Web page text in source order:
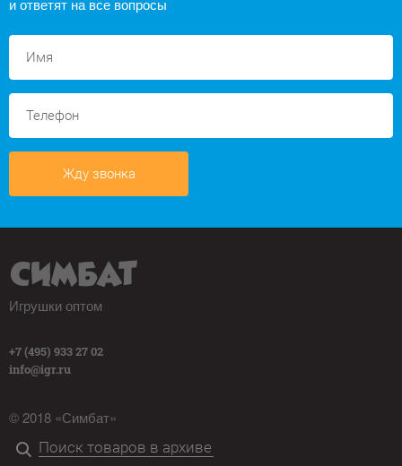
Жду звонка
Игрушки оптом
+7 (495) 933 27 02
info@igr.ru
© 2018 «Симбат»